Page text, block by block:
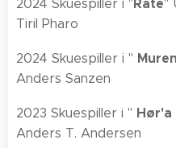
2024 Skuespiller i "Råte"
Tiril Pharo
2024 Skuespiller i " Muren
Anders Sanzen
2023 Skuespiller i " Hør'a
Anders T. Andersen